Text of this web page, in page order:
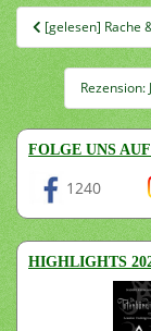
[gelesen] Rache
Rezension:
FOLGE UNS
1240
HIGHLIGHTS